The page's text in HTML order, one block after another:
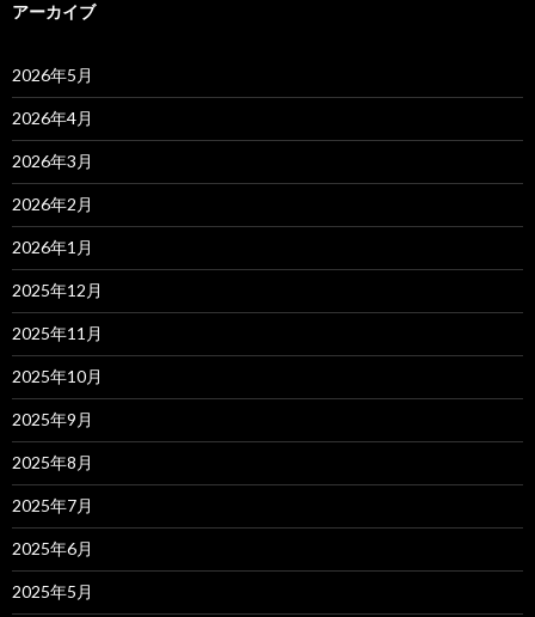
アーカイブ
2026年5月
2026年4月
2026年3月
2026年2月
2026年1月
2025年12月
2025年11月
2025年10月
2025年9月
2025年8月
2025年7月
2025年6月
2025年5月